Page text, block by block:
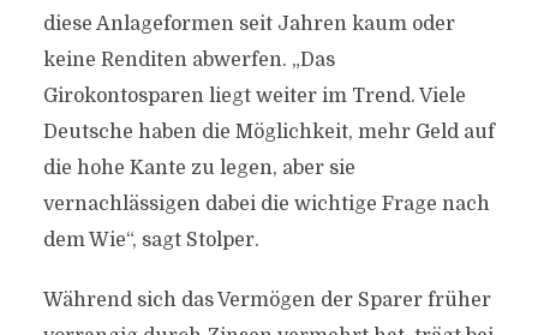
diese Anlageformen seit Jahren kaum oder
keine Renditen abwerfen. „Das
Girokontosparen liegt weiter im Trend. Viele
Deutsche haben die Möglichkeit, mehr Geld auf
die hohe Kante zu legen, aber sie
vernachlässigen dabei die wichtige Frage nach
dem Wie“, sagt Stolper.
Während sich das Vermögen der Sparer früher